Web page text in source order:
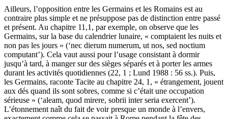
Ailleurs, l’opposition entre les Germains et les Romains est au
contraire plus simple et ne présuppose pas de distinction entre passé
et présent. Au chapitre 11,1, par exemple, on observe que les
Germains, sur la base du calendrier lunaire, « comptaient les nuits et
non pas les jours » (‘nec dierum numerum, ut nos, sed noctium
computant’). Cela vaut aussi pour l’usage consistant à dormir
jusqu’à tard, à manger sur des sièges séparés et à porter les armes
durant les activités quotidiennes (22, 1 ; Lund 1988 : 56 ss.). Puis,
les Germains, raconte Tacite au chapitre 24, 1, « étrangement, jouent
aux dés quand ils sont sobres, comme si c’était une occupation
sérieuse » (‘aleam, quod mirere, sobrii inter seria exercent’).
L’étonnement naît du fait de voir presque un monde à l’envers,